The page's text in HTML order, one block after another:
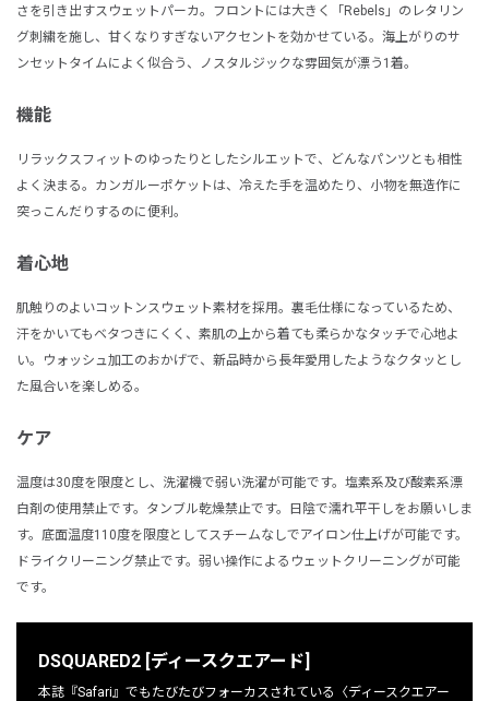
さを引き出すスウェットパーカ。フロントには大きく「Rebels」のレタリン
グ刺繍を施し、甘くなりすぎないアクセントを効かせている。海上がりのサ
ンセットタイムによく似合う、ノスタルジックな雰囲気が漂う1着。
機能
リラックスフィットのゆったりとしたシルエットで、どんなパンツとも相性
よく決まる。カンガルーポケットは、冷えた手を温めたり、小物を無造作に
突っこんだりするのに便利。
着心地
肌触りのよいコットンスウェット素材を採用。裏毛仕様になっているため、
汗をかいてもベタつきにくく、素肌の上から着ても柔らかなタッチで心地よ
い。ウォッシュ加工のおかげで、新品時から長年愛用したようなクタッとし
た風合いを楽しめる。
ケア
温度は30度を限度とし、洗濯機で弱い洗濯が可能です。塩素系及び酸素系漂
白剤の使用禁止です。タンブル乾燥禁止です。日陰で濡れ平干しをお願いしま
す。底面温度110度を限度としてスチームなしでアイロン仕上げが可能です。
ドライクリーニング禁止です。弱い操作によるウェットクリーニングが可能
です。
DSQUARED2 [ディースクエアード]
本誌『Safari』でもたびたびフォーカスされている〈ディースクエアー